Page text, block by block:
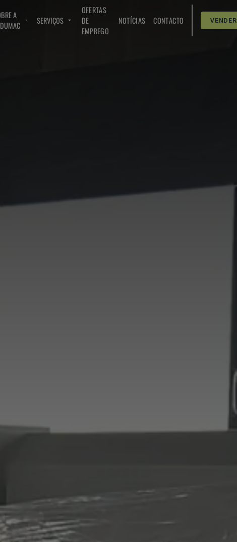
A
SERVIÇOS
OFERTAS
DE
EMPREGO
NOTÍCIAS CONTACTO VENDER